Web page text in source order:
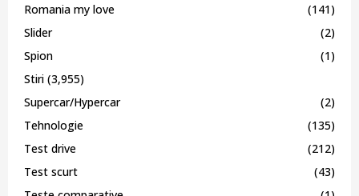
Romania my love
(141)
Slider
(2)
Spion
(1)
Stiri (3,955)
Supercar/Hypercar
(2)
Tehnologie
(135)
Test drive
(212)
Test scurt
(43)